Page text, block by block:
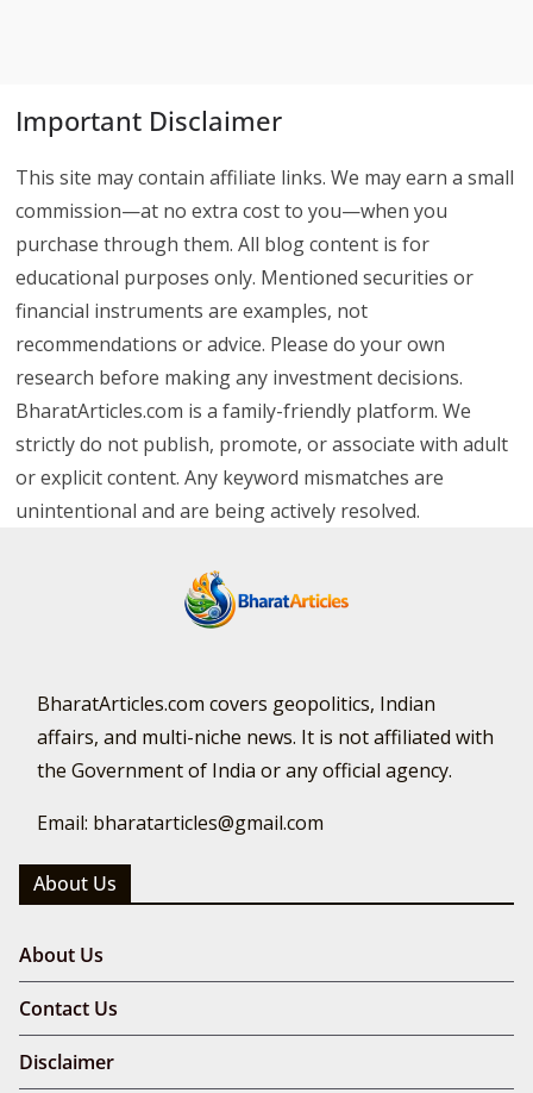
Important Disclaimer
This site may contain affiliate links. We may earn a small
commission—at no extra cost to you—when you
purchase through them. All blog content is for
educational purposes only. Mentioned securities or
financial instruments are examples, not
recommendations or advice. Please do your own
research before making any investment decisions.
BharatArticles.com is a family-friendly platform. We
strictly do not publish, promote, or associate with adult
or explicit content. Any keyword mismatches are
unintentional and are being actively resolved.
BharatArticles.com covers geopolitics, Indian
affairs, and multi-niche news. It is not affiliated with
the Government of India or any official agency.
Email: bharatarticles@gmail.com
About Us
About Us
Contact Us
Disclaimer